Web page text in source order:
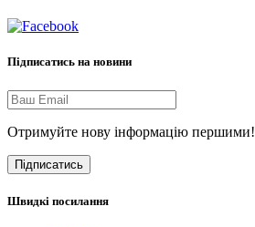
Підписатись на новини
Отримуйте нову інформацію першими!
Підписатись
Швидкі посилання